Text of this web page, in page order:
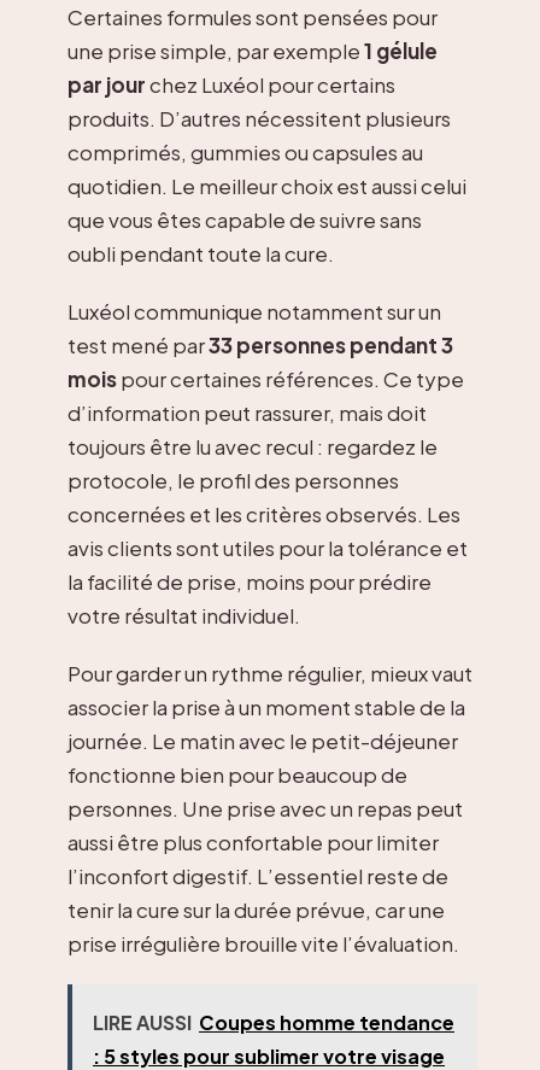
Certaines formules sont pensées pour
une prise simple, par exemple1 gélule
par jourchez Luxéol pour certains
produits. D’autres nécessitent plusieurs
comprimés, gummies ou capsules au
quotidien. Le meilleur choix est aussi celui
que vous êtes capable de suivre sans
oubli pendant toute la cure.
Luxéol communique notamment sur un
test mené par33 personnes pendant 3
moispour certaines références. Ce type
d’information peut rassurer, mais doit
toujours être lu avec recul : regardez le
protocole, le profil des personnes
concernées et les critères observés. Les
avis clients sont utiles pour la tolérance et
la facilité de prise, moins pour prédire
votre résultat individuel.
Pour garder un rythme régulier, mieux vaut
associer la prise à un moment stable de la
journée. Le matin avec le petit-déjeuner
fonctionne bien pour beaucoup de
personnes. Une prise avec un repas peut
aussi être plus confortable pour limiter
l’inconfort digestif. L’essentiel reste de
tenir la cure sur la durée prévue, car une
prise irrégulière brouille vite l’évaluation.
LIRE AUSSI Coupes homme tendance
: 5 styles pour sublimer votre visage